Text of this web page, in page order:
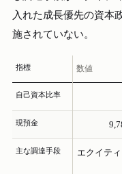
入れた成長優先の資本
施されていない。
指標 数値
自己資本比率
現預金
主な調達手段
エクイテ